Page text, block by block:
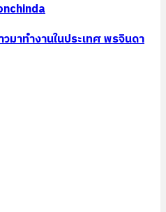
มาทำงานในประเทศ พรจินดา